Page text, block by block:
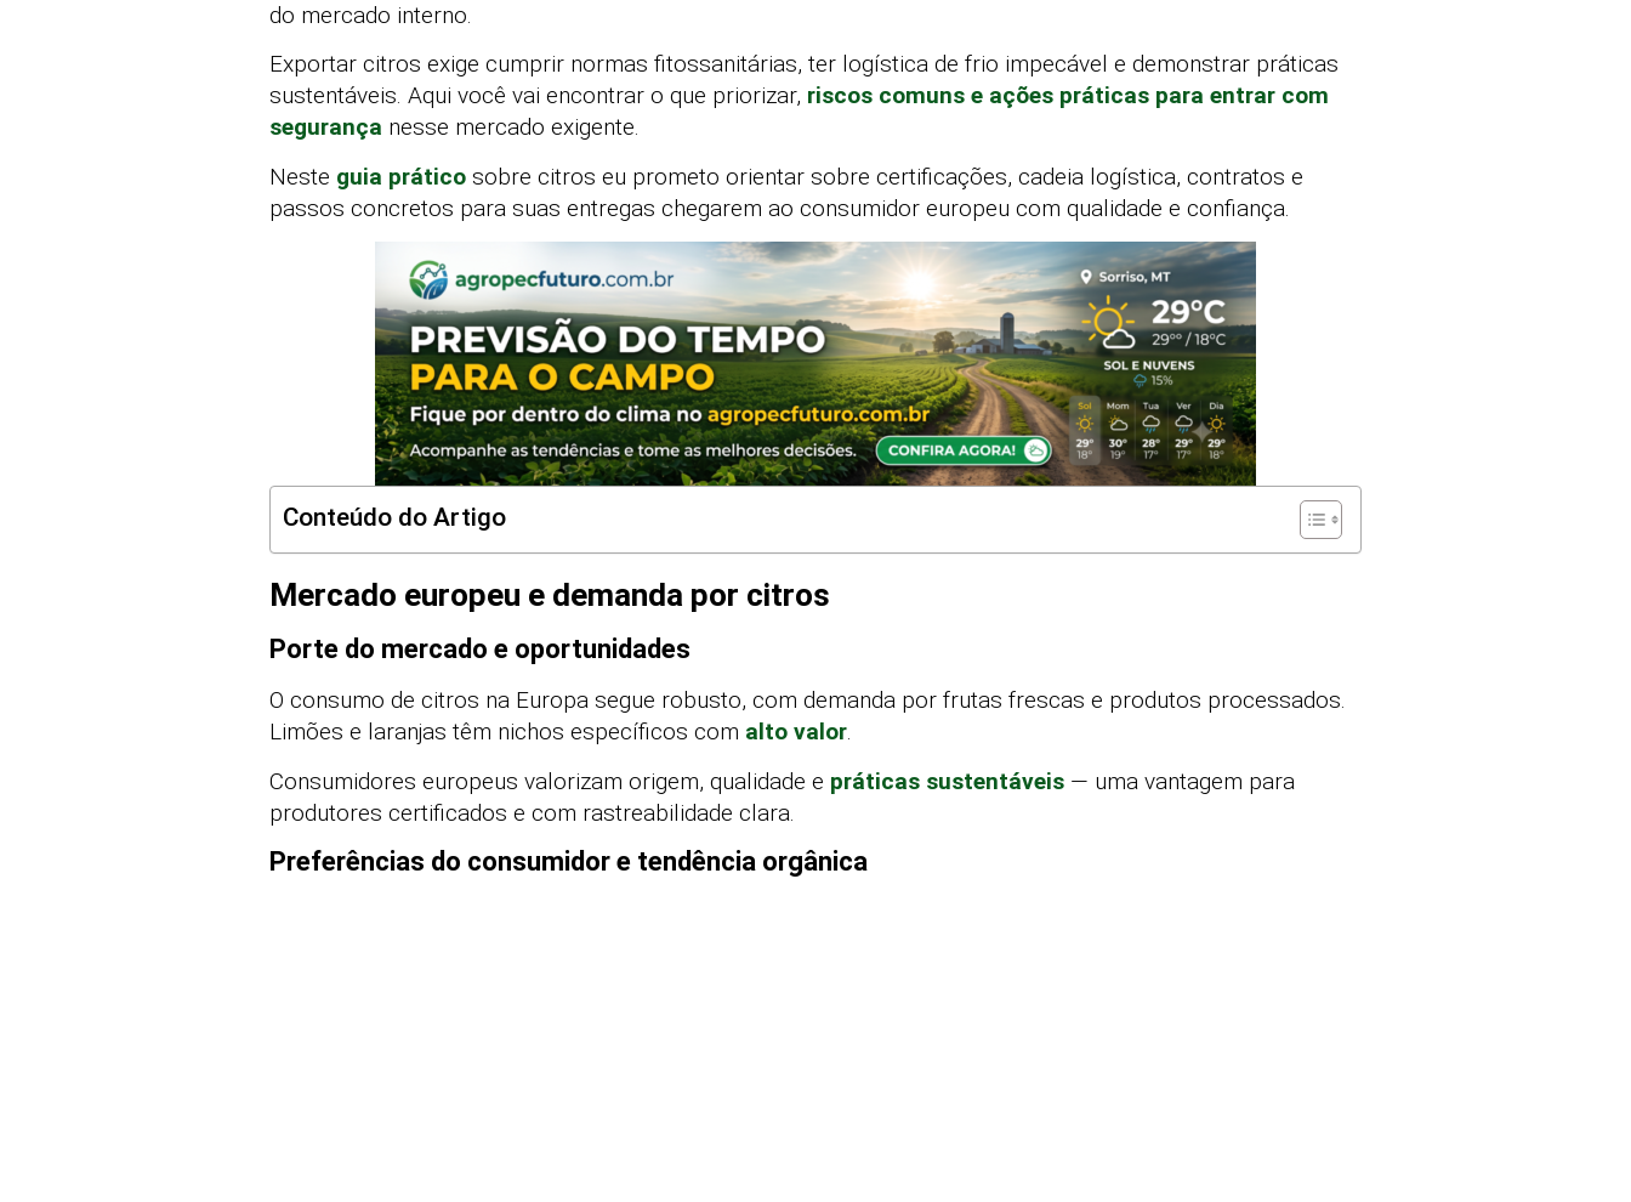
do mercado interno.
Exportar citros exige cumprir normas fitossanitárias, ter logística de frio impecável e demonstrar práticas
sustentáveis. Aqui você vai encontrar o que priorizar, riscos comuns e ações práticas para entrar com
segurança nesse mercado exigente.
Neste guia prático sobre citros eu prometo orientar sobre certificações, cadeia logística, contratos e
passos concretos para suas entregas chegarem ao consumidor europeu com qualidade e confiança.
Conteúdo do Artigo
Mercado europeu e demanda por citros
Porte do mercado e oportunidades
O consumo de citros na Europa segue robusto, com demanda por frutas frescas e produtos processados.
Limões e laranjas têm nichos específicos com alto valor.
Consumidores europeus valorizam origem, qualidade e práticas sustentáveis — uma vantagem para
produtores certificados e com rastreabilidade clara.
Preferências do consumidor e tendência orgânica